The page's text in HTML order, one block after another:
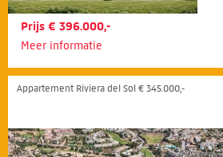
Prijs € 396.000,-
Meer informatie
Appartement Riviera del Sol € 345.000,-